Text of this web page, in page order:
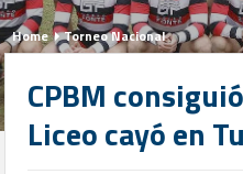
Home Torneo Nacional
CPBM
Liceo cayó en